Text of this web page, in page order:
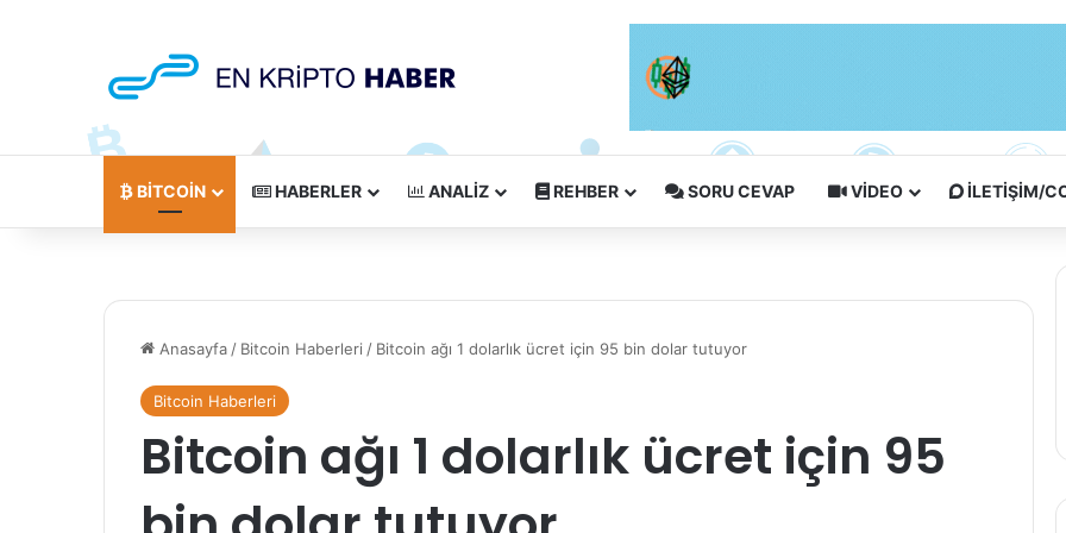
BITCOIN HABERLER ANALIZ REHBER SORU CEVAP VIDEO İLETIŞIM/
Anasayfa / Bitcoin Haberleri / Bitcoin ağı 1 dolarlık ücret için 95 bin dolar tutuyor
Bitcoin Haberleri
Bitcoin ağı 1 dolarlık ücret için 95